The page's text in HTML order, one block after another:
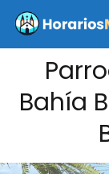
Bahía